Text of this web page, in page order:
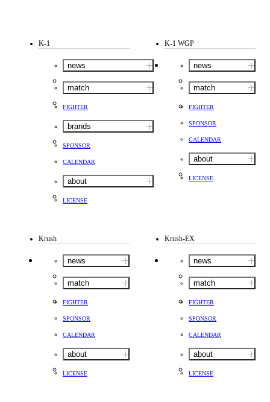
K-1
news
match
FIGHTER
brands
SPONSOR
CALENDAR
about
LICENSE
K-1 WGP
news
match
FIGHTER
SPONSOR
CALENDAR
about
LICENSE
Krush
news
match
FIGHTER
SPONSOR
CALENDAR
about
LICENSE
Krush-EX
news
match
FIGHTER
SPONSOR
CALENDAR
about
LICENSE